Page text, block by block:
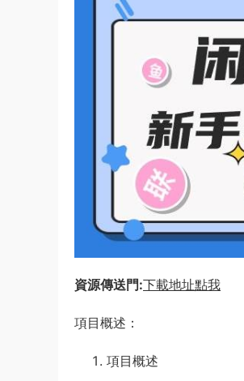
資源傳送門:下載地址點我
項目概述：
項目概述